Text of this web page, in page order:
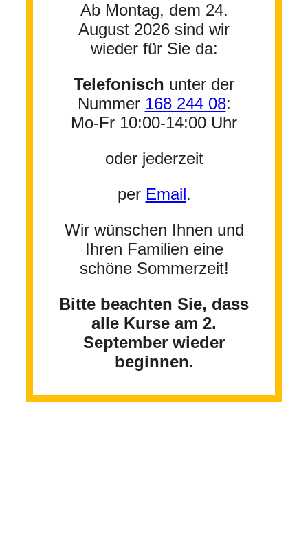
Ab Montag, dem 24.
August 2026 sind wir
wieder für Sie da:
Telefonisch unter der
Nummer 168 244 08:
Mo-Fr 10:00-14:00 Uhr
oder jederzeit
per Email.
Wir wünschen Ihnen und
Ihren Familien eine
schöne Sommerzeit!
Bitte beachten Sie, dass
alle Kurse am 2.
September wieder
beginnen.